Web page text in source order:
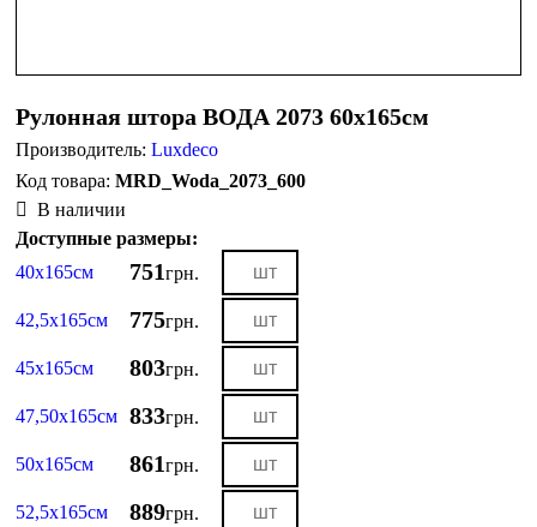
Рулонная штора ВОДА 2073 60х165см
Производитель:Luxdeco
MRD_Woda_2073_600
В наличии
Доступные размеры:
40х165см
751грн.
42,5х165см 775грн.
45х165см 803грн.
47,50х165см 833грн.
50х165см 861грн.
52,5х165см 889грн.